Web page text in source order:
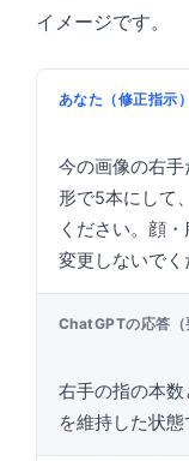
イメージです。
あなた（修正指示）
今の画像の右
形で5本にして
ください。顔
変更しないでく
ChatGPTの応答（
右手の指の本
を維持した状態